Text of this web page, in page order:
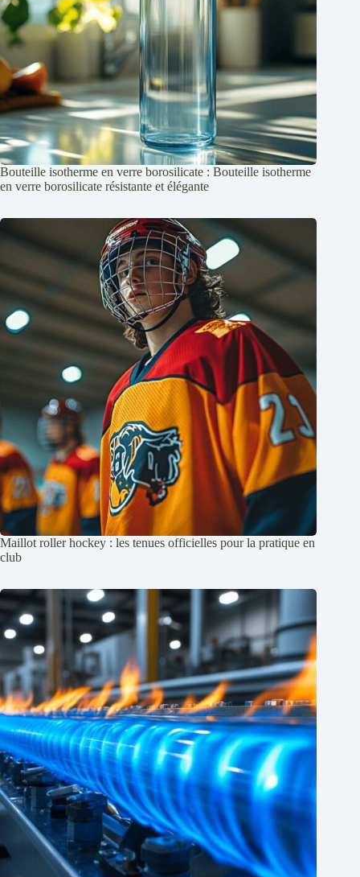
Bouteille isotherme en verre borosilicate : Bouteille isotherme
en verre borosilicate résistante et élégante
Maillot roller hockey : les tenues officielles pour la pratique en
club